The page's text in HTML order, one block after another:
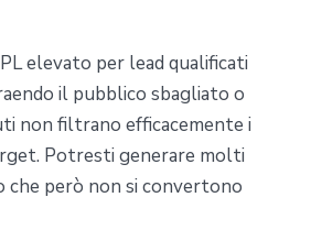
elevato per lead qualificati
il pubblico sbagliato o
non filtrano efficacemente i
Potresti generare molti
che però non si convertono